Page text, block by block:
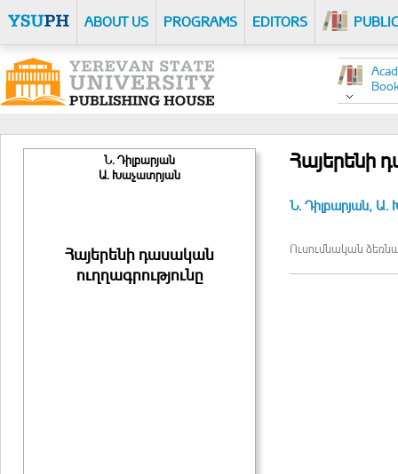
ABOUT US PROGRAMS EDITORS
Ն. Դիլբարյան
Ա. Խաչատրյան
Հայերենի դասական
ուղղագրությունը
Հայերենի
Ն. Դիլբարյան, Ա.
Ուսումնական